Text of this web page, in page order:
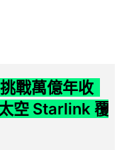
戰萬億年收
空 Starlink 覆